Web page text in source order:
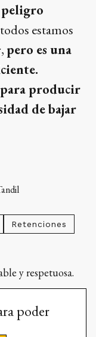
peligro
estamos
pero es una
para producir
de bajar
Retenciones
y respetuosa.
poder